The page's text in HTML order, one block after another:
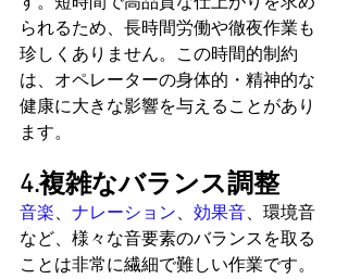
られるため、長時間労働や徹夜作業も
珍しくありません。この時間的制約
は、オペレーターの身体的・精神的な
健康に大きな影響を与えることがあり
ます。
4.複雑なバランス調整
音楽、 ナレーション、 効果音、環境音
など、様々な音要素のバランスを取る
ことは非常に繊細で難しい作業です。